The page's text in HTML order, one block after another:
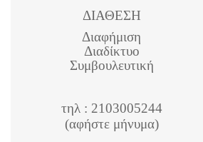
ΔΙΑΘΕΣΗ
Διαφήμιση
Διαδίκτυο
Συμβουλευτική
τηλ : 2103005244
(αφήστε μήνυμα)